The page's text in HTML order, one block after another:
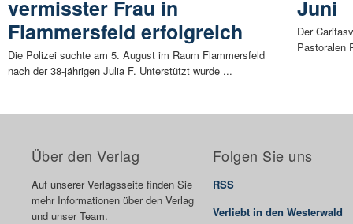
vermisster Frau in
Flammersfeld erfolgreich
Die Polizei suchte am 5. August im Raum Flammersfeld
nach der 38-jährigen Julia F. Unterstützt wurde ...
Juni
Der
Pastoralen
Über den Verlag
Auf unserer Verlagsseite finden Sie
mehr Informationen über den Verlag
und unser Team.
Folgen Sie uns
RSS
Verliebt in den Westerwald